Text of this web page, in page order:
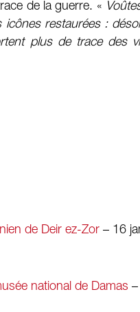
de la guerre. «
restaurées :
plus de trace des
de Deir ez-Zor – 16
national de Damas